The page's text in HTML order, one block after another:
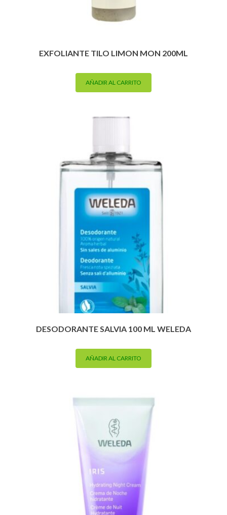
EXFOLIANTE TILO LIMON MON 200ML
AÑADIR AL CARRITO
DESODORANTE SALVIA 100 ML WELEDA
AÑADIR AL CARRITO